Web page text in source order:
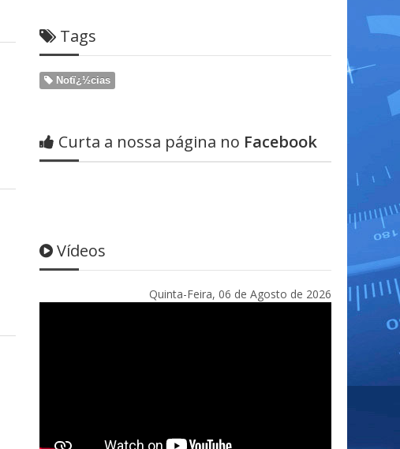
Tags
Notï¿½cias
Curta a nossa página no Facebook
Vídeos
Quinta-Feira, 06 de Agosto de 2026